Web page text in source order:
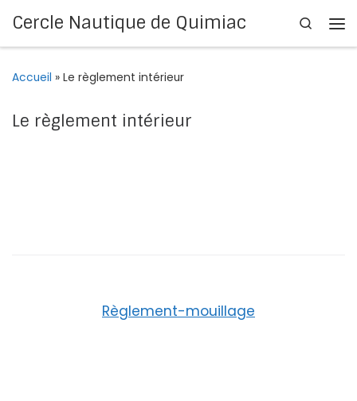
Passer au contenu
Cercle Nautique de Quimiac
Search
Accueil » Le règlement intérieur
Le règlement intérieur
Règlement-mouillage